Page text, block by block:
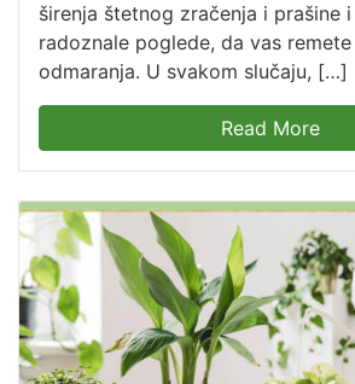
širenja štetnog zračenja i prašine
radoznale poglede, da vas
odmaranja. U svakom slučaju, […]
Read More